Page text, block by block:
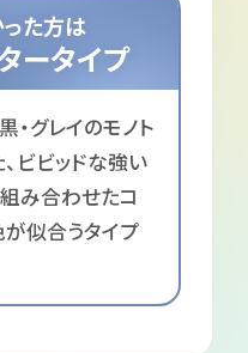
た方は
ータイプ
・グレイのモノト
ビビッドな強い
み合わせたコ
が似合うタイプ